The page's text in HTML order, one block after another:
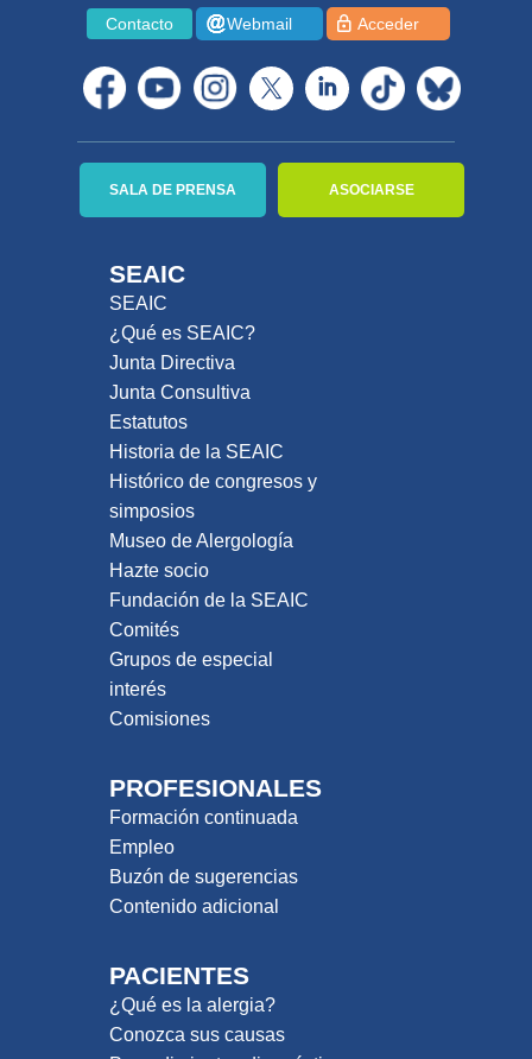
Contacto Webmail Acceder
SEAIC
SEAIC
¿Qué es SEAIC?
Junta Directiva
Junta Consultiva
Estatutos
Historia de la SEAIC
Histórico de congresos y
simposios
Museo de Alergología
Hazte socio
Fundación de la SEAIC
Comités
Grupos de especial
interés
Comisiones
PROFESIONALES
Formación continuada
Empleo
Buzón de sugerencias
Contenido adicional
PACIENTES
¿Qué es la alergia?
Conozca sus causas
SALA DE PRENSA ASOCIARSE